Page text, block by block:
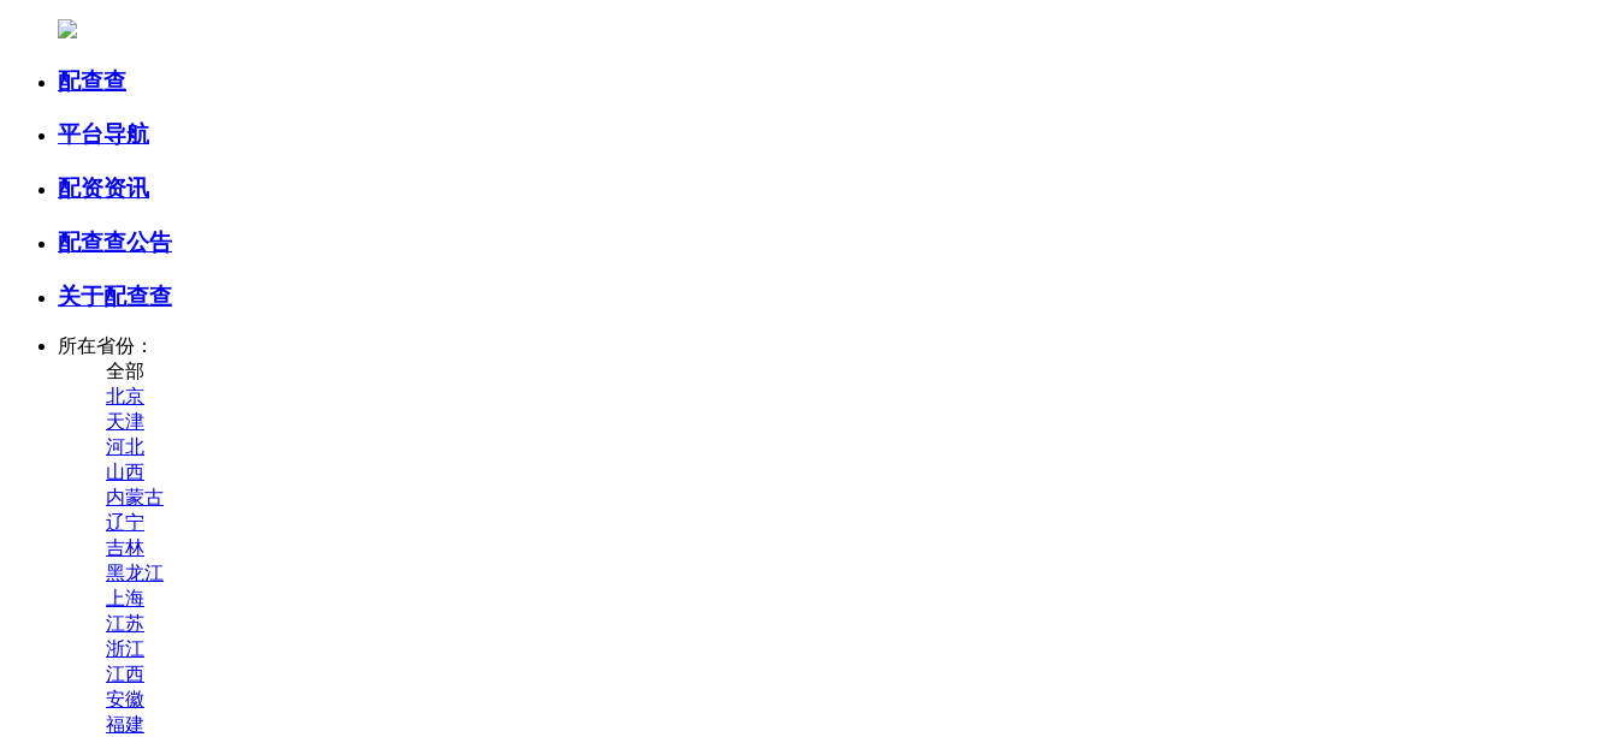
配查查
平台导航
配资资讯
配查查公告
关于配查查
所在省份：
全部
北京
天津
河北
山西
内蒙古
辽宁
吉林
黑龙江
上海
江苏
浙江
江西
安徽
福建